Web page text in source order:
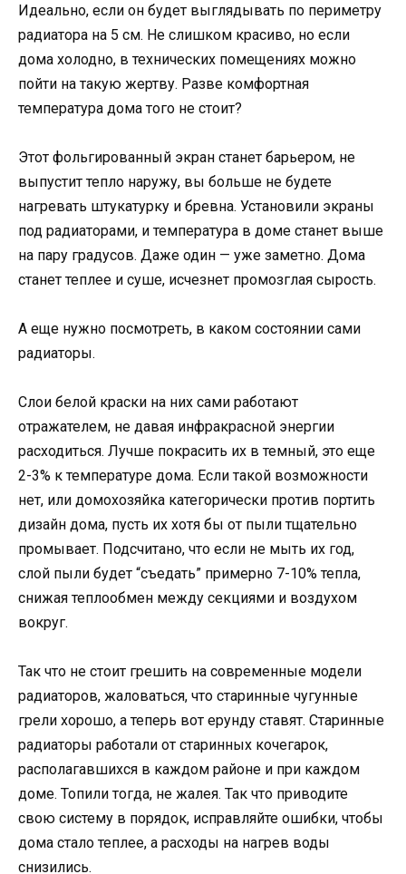
Идеально, если он будет выглядывать по периметру
радиатора на 5 см. Не слишком красиво, но если
дома холодно, в технических помещениях можно
пойти на такую жертву. Разве комфортная
температура дома того не стоит?
Этот фольгированный экран станет барьером, не
выпустит тепло наружу, вы больше не будете
нагревать штукатурку и бревна. Установили экраны
под радиаторами, и температура в доме станет выше
на пару градусов. Даже один — уже заметно. Дома
станет теплее и суше, исчезнет промозглая сырость.
А еще нужно посмотреть, в каком состоянии сами
радиаторы.
Слои белой краски на них сами работают
отражателем, не давая инфракрасной энергии
расходиться. Лучше покрасить их в темный, это еще
2-3% к температуре дома. Если такой возможности
нет, или домохозяйка категорически против портить
дизайн дома, пусть их хотя бы от пыли тщательно
промывает. Подсчитано, что если не мыть их год,
слой пыли будет “съедать” примерно 7-10% тепла,
снижая теплообмен между секциями и воздухом
вокруг.
Так что не стоит грешить на современные модели
радиаторов, жаловаться, что старинные чугунные
грели хорошо, а теперь вот ерунду ставят. Старинные
радиаторы работали от старинных кочегарок,
располагавшихся в каждом районе и при каждом
доме. Топили тогда, не жалея. Так что приводите
свою систему в порядок, исправляйте ошибки, чтобы
дома стало теплее, а расходы на нагрев воды
снизились.